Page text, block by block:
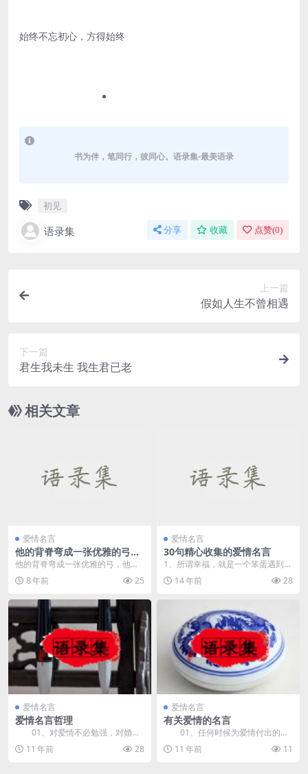
始终不忘初心，方得始终
书为伴，笔同行，彼同心。语录集-最美语录
初见
语录集 分享 收藏 点赞(0)
上一篇
假如人生不曾相遇
下一篇
君生我未生 我生君已老
相关文章
爱情名言
他的背脊弯成一张优雅的弓，
他的心上插着一支箭。——
他的背脊弯成一张优雅的弓，他的
心上插着一支箭。
8 年前 25
爱情名言
30句精心收集的爱情名言
1、所谓幸福，就是一个笨蛋遇到一
个傻瓜，引来无数人的羡慕和嫉
妒，风风雨雨，平平淡...
14 年前 28
爱情名言
爱情名言哲理
01、对爱情不必勉强，对婚姻
则要负责。——罗兰 &n...
11 年前 28
爱情名言
有关爱情的名言
01、任何时候为爱情付出的一
切都不会白白浪费。——塔...
11 年前 11